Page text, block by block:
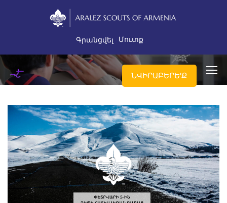
Գրանցվել Մուտք
ՆՎԻՐԱԲԵՐԵ'Ք